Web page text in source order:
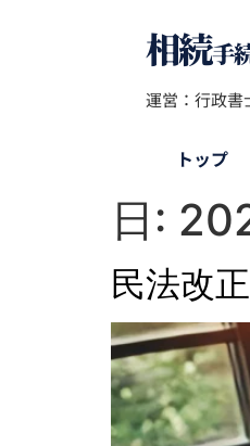
相続手
運営：行政書
トップ
日:
民法改